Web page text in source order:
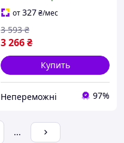
4x183x56см |neper-9327|
от327₴/мес
3 266₴
3 593 ₴
Купить
Непереможні 97%
...